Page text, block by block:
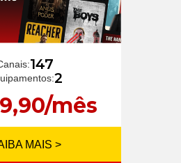
147
2
mês
MAIS >